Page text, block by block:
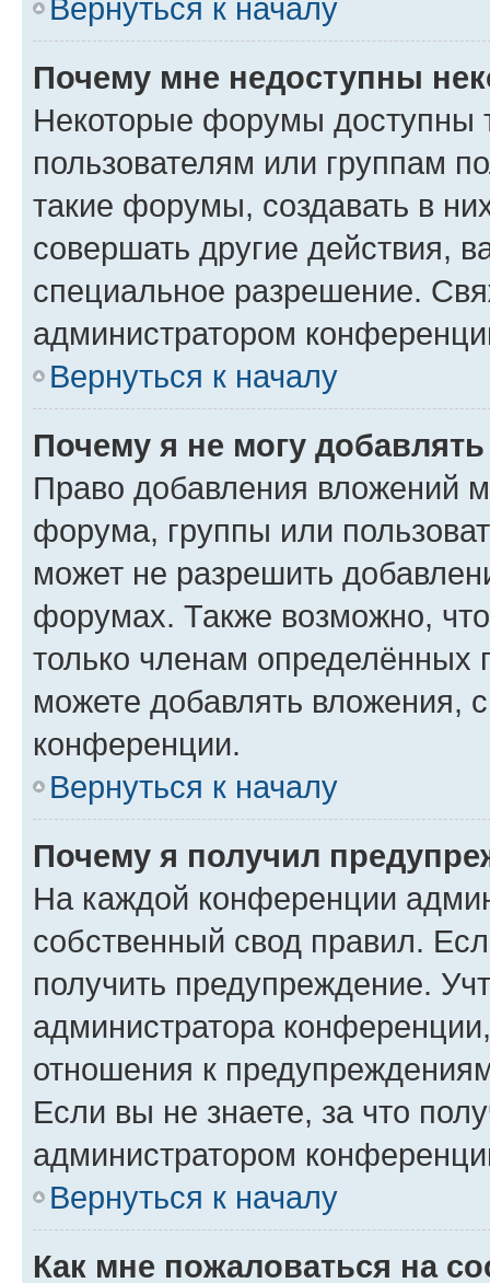
Вернуться к началу
Почему мне недоступны
Некоторые форумы доступны
пользователям или группам
такие форумы, создавать в
совершать другие действия,
специальное разрешение.
администратором
Вернуться к началу
Почему я не могу
Право добавления вложений
форума, группы или
может не разрешить
форумах. Также возможно,
только членам определённых
можете добавлять вложения,
конференции.
Вернуться к началу
Почему я получил
На каждой конференции
собственный свод правил.
получить предупреждение.
администратора
отношения к
Если вы не знаете, за что
администратором
Вернуться к началу
Как мне пожаловаться на